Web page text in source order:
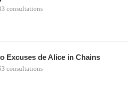
consultations
Excuses de Alice in Chains
consultations